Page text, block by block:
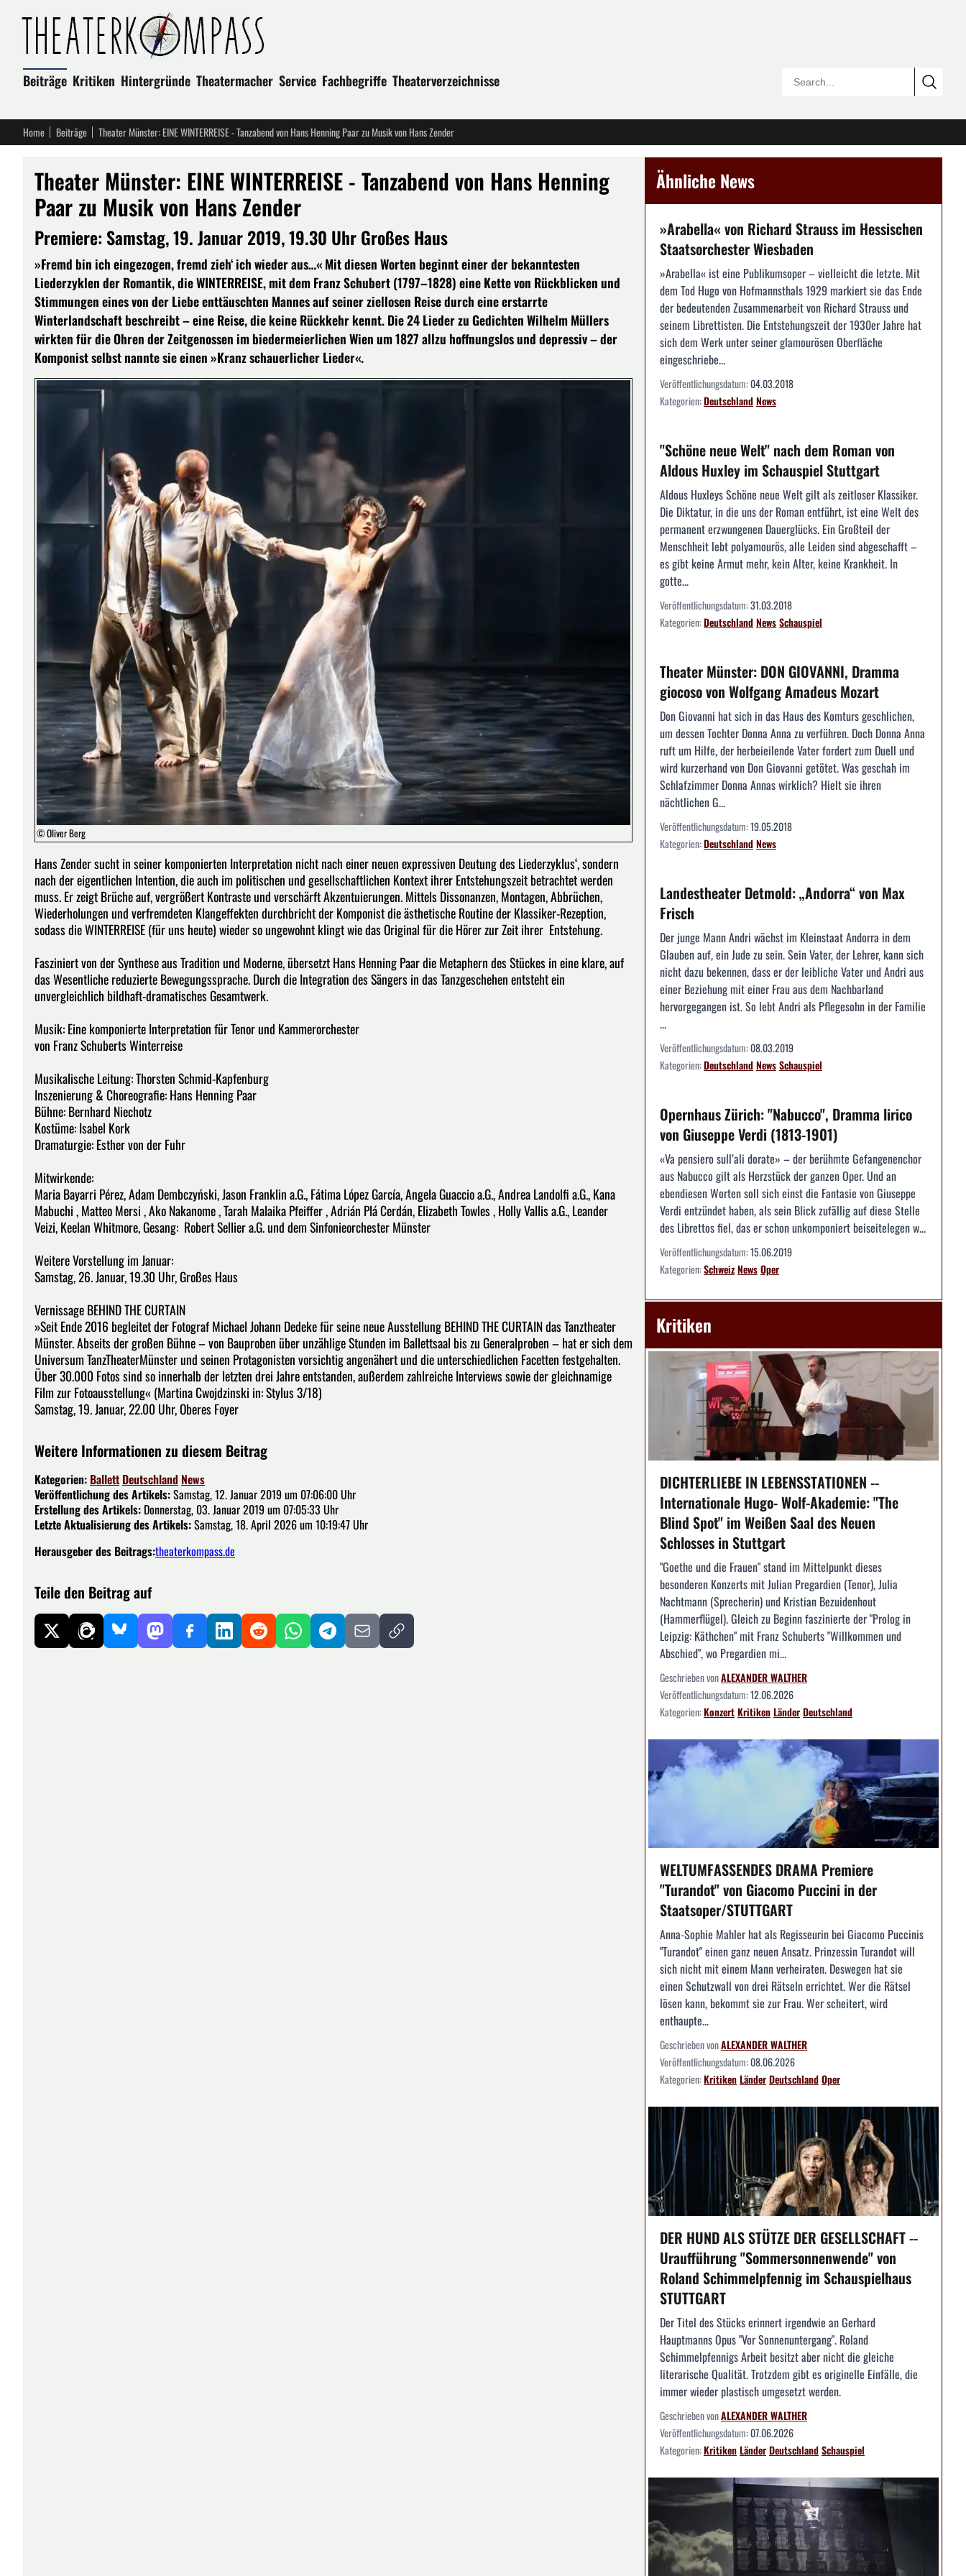
Beiträge Kritiken Hintergründe Theatermacher Service Fachbegriffe Theaterverzeichnisse
Home Beiträge Theater Münster: EINE WINTERREISE - Tanzabend von Hans Henning Paar zu Musik von Hans Zender
Theater Münster: EINE WINTERREISE - Tanzabend von Hans Henning
Paar zu Musik von Hans Zender
Premiere: Samstag, 19. Januar 2019, 19.30 Uhr Großes Haus
»Fremd bin ich eingezogen, fremd zieh‘ ich wieder aus…« Mit diesen Worten beginnt einer der bekanntesten
Liederzyklen der Romantik, die WINTERREISE, mit dem Franz Schubert (1797–1828) eine Kette von Rückblicken und
Stimmungen eines von der Liebe enttäuschten Mannes auf seiner ziellosen Reise durch eine erstarrte
Winterlandschaft beschreibt – eine Reise, die keine Rückkehr kennt. Die 24 Lieder zu Gedichten Wilhelm Müllers
wirkten für die Ohren der Zeitgenossen im biedermeierlichen Wien um 1827 allzu hoffnungslos und depressiv – der
Komponist selbst nannte sie einen »Kranz schauerlicher Lieder«.
© Oliver Berg
Hans Zender sucht in seiner komponierten Interpretation nicht nach einer neuen expressiven Deutung des Liederzyklus‘, sondern
nach der eigentlichen Intention, die auch im politischen und gesellschaftlichen Kontext ihrer Entstehungszeit betrachtet werden
muss. Er zeigt Brüche auf, vergrößert Kontraste und verschärft Akzentuierungen. Mittels Dissonanzen, Montagen, Abbrüchen,
Wiederholungen und verfremdeten Klangeffekten durchbricht der Komponist die ästhetische Routine der Klassiker-Rezeption,
sodass die WINTERREISE (für uns heute) wieder so ungewohnt klingt wie das Original für die Hörer zur Zeit ihrer Entstehung.
Fasziniert von der Synthese aus Tradition und Moderne, übersetzt Hans Henning Paar die Metaphern des Stückes in eine klare, auf
das Wesentliche reduzierte Bewegungssprache. Durch die Integration des Sängers in das Tanzgeschehen entsteht ein
unvergleichlich bildhaft-dramatisches Gesamtwerk.
Musik: Eine komponierte Interpretation für Tenor und Kammerorchester
von Franz Schuberts Winterreise
Musikalische Leitung: Thorsten Schmid-Kapfenburg
Inszenierung & Choreografie: Hans Henning Paar
Bühne: Bernhard Niechotz
Kostüme: Isabel Kork
Dramaturgie: Esther von der Fuhr
Mitwirkende:
Maria Bayarri Pérez, Adam Dembczyński, Jason Franklin a.G., Fátima López García, Angela Guaccio a.G., Andrea Landolfi a.G., Kana
Mabuchi , Matteo Mersi , Ako Nakanome , Tarah Malaika Pfeiffer , Adrián Plá Cerdán, Elizabeth Towles , Holly Vallis a.G., Leander
Veizi, Keelan Whitmore, Gesang: Robert Sellier a.G. und dem Sinfonieorchester Münster
Weitere Vorstellung im Januar:
Samstag, 26. Januar, 19.30 Uhr, Großes Haus
Vernissage BEHIND THE CURTAIN
»Seit Ende 2016 begleitet der Fotograf Michael Johann Dedeke für seine neue Ausstellung BEHIND THE CURTAIN das Tanztheater
Münster. Abseits der großen Bühne – von Bauproben über unzählige Stunden im Ballettsaal bis zu Generalproben – hat er sich dem
Universum TanzTheaterMünster und seinen Protagonisten vorsichtig angenähert und die unterschiedlichen Facetten festgehalten.
Über 30.000 Fotos sind so innerhalb der letzten drei Jahre entstanden, außerdem zahlreiche Interviews sowie der gleichnamige
Film zur Fotoausstellung« (Martina Cwojdzinski in: Stylus 3/18)
Samstag, 19. Januar, 22.00 Uhr, Oberes Foyer
Weitere Informationen zu diesem Beitrag
Kategorien: Ballett Deutschland News
Veröffentlichung des Artikels:Samstag, 12. Januar 2019 um 07:06:00 Uhr
Erstellung des Artikels: Donnerstag, 03. Januar 2019 um 07:05:33 Uhr
Letzte Aktualisierung des Artikels:Samstag, 18. April 2026 um 10:19:47 Uhr
Herausgeber des Beitrags:theaterkompass.de
Teile den Beitrag auf
Ähnliche News
»Arabella« von Richard Strauss im Hessischen
Staatsorchester Wiesbaden
»Arabella« ist eine Publikumsoper – vielleicht die letzte. Mit
dem Tod Hugo von Hofmannsthals 1929 markiert sie das Ende
der bedeutenden Zusammenarbeit von Richard Strauss und
seinem Librettisten. Die Entstehungszeit der 1930er Jahre hat
sich dem Werk unter seiner glamourösen Oberﬂäche
eingeschriebe...
Veröffentlichungsdatum:04.03.2018
Kategorien:DeutschlandNews
"Schöne neue Welt" nach dem Roman von
Aldous Huxley im Schauspiel Stuttgart
Aldous Huxleys Schöne neue Welt gilt als zeitloser Klassiker.
Die Diktatur, in die uns der Roman entführt, ist eine Welt des
permanent erzwungenen Dauerglücks. Ein Großteil der
Menschheit lebt polyamourös, alle Leiden sind abgeschafft –
es gibt keine Armut mehr, kein Alter, keine Krankheit. In
gotte...
Veröffentlichungsdatum:31.03.2018
Kategorien:DeutschlandNewsSchauspiel
Theater Münster: DON GIOVANNI, Dramma
giocoso von Wolfgang Amadeus Mozart
Don Giovanni hat sich in das Haus des Komturs geschlichen,
um dessen Tochter Donna Anna zu verführen. Doch Donna Anna
ruft um Hilfe, der herbeieilende Vater fordert zum Duell und
wird kurzerhand von Don Giovanni getötet. Was geschah im
Schlafzimmer Donna Annas wirklich? Hielt sie ihren
nächtlichen G...
Veröffentlichungsdatum:19.05.2018
Kategorien:DeutschlandNews
Landestheater Detmold: „Andorra“ von Max
Frisch
Der junge Mann Andri wächst im Kleinstaat Andorra in dem
Glauben auf, ein Jude zu sein. Sein Vater, der Lehrer, kann sich
nicht dazu bekennen, dass er der leibliche Vater und Andri aus
einer Beziehung mit einer Frau aus dem Nachbarland
hervorgegangen ist. So lebt Andri als Pflegesohn in der Familie
...
Veröffentlichungsdatum:08.03.2019
Kategorien:DeutschlandNewsSchauspiel
Opernhaus Zürich: "Nabucco", Dramma lirico
von Giuseppe Verdi (1813-1901)
«Va pensiero sull’ali dorate» – der berühmte Gefangenenchor
aus Nabucco gilt als Herzstück der ganzen Oper. Und an
ebendiesen Worten soll sich einst die Fantasie von Giuseppe
Verdi entzündet haben, als sein Blick zufällig auf diese Stelle
des Librettos fiel, das er schon unkomponiert beiseitelegen w...
Veröffentlichungsdatum:15.06.2019
Kategorien:SchweizNewsOper
Kritiken
DICHTERLIEBE IN LEBENSSTATIONEN --
Internationale Hugo- Wolf-Akademie: "The
Blind Spot" im Weißen Saal des Neuen
Schlosses in Stuttgart
"Goethe und die Frauen" stand im Mittelpunkt dieses
besonderen Konzerts mit Julian Pregardien (Tenor), Julia
Nachtmann (Sprecherin) und Kristian Bezuidenhout
(Hammerflügel). Gleich zu Beginn faszinierte der "Prolog in
Leipzig: Käthchen" mit Franz Schuberts "Willkommen und
Abschied", wo Pregardien mi...
Geschrieben vonALEXANDER WALTHER
Veröffentlichungsdatum:12.06.2026
Kategorien:KonzertKritikenLänderDeutschland
WELTUMFASSENDES DRAMA Premiere
"Turandot" von Giacomo Puccini in der
Staatsoper/STUTTGART
Anna-Sophie Mahler hat als Regisseurin bei Giacomo Puccinis
"Turandot" einen ganz neuen Ansatz. Prinzessin Turandot will
sich nicht mit einem Mann verheiraten. Deswegen hat sie
einen Schutzwall von drei Rätseln errichtet. Wer die Rätsel
lösen kann, bekommt sie zur Frau. Wer scheitert, wird
enthaupte...
Geschrieben vonALEXANDER WALTHER
Veröffentlichungsdatum:08.06.2026
Kategorien:KritikenLänderDeutschlandOper
DER HUND ALS STÜTZE DER GESELLSCHAFT --
Uraufführung "Sommersonnenwende" von
Roland Schimmelpfennig im Schauspielhaus
STUTTGART
Der Titel des Stücks erinnert irgendwie an Gerhard
Hauptmanns Opus "Vor Sonnenuntergang". Roland
Schimmelpfennigs Arbeit besitzt aber nicht die gleiche
literarische Qualität. Trotzdem gibt es originelle Einfälle, die
immer wieder plastisch umgesetzt werden.
Geschrieben vonALEXANDER WALTHER
Veröffentlichungsdatum:07.06.2026
Kategorien:KritikenLänderDeutschlandSchauspiel